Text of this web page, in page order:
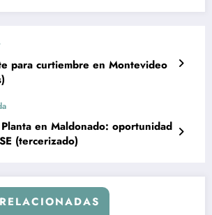
para curtiembre en Montevideo
en Maldonado: oportunidad
(tercerizado)